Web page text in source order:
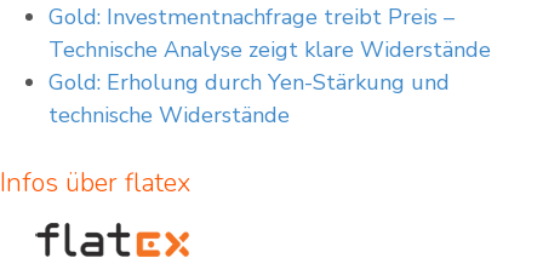
Gold: Investmentnachfrage treibt Preis –
Technische Analyse zeigt klare Widerstände
Gold: Erholung durch Yen-Stärkung und
technische Widerstände
Infos über flatex